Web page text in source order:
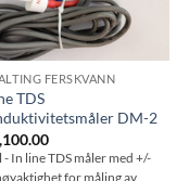
FERSKVANN
TDS
DM-2
- In line TDS måler med +/-
for måling av